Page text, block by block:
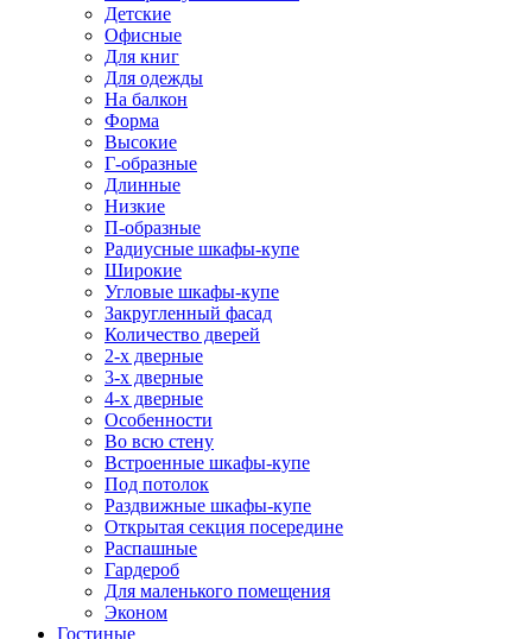
Детские
Офисные
Для книг
Для одежды
На балкон
Форма
Высокие
Г-образные
Длинные
Низкие
П-образные
Радиусные шкафы-купе
Широкие
Угловые шкафы-купе
Закругленный фасад
Количество дверей
2-х дверные
3-х дверные
4-х дверные
Особенности
Во всю стену
Встроенные шкафы-купе
Под потолок
Раздвижные шкафы-купе
Открытая секция посередине
Распашные
Гардероб
Для маленького помещения
Эконом
Гостиные